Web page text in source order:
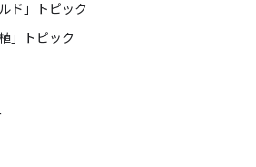
ド」トピック
」トピック